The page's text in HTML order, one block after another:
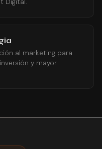
Digital.
al marketing para
y mayor